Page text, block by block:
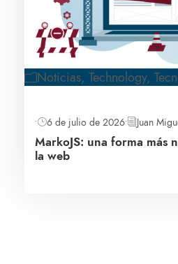
Noticias, Technology,
• 6 de julio de 2026• Juan
MarkoJS: una forma más
la web